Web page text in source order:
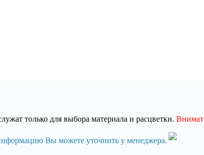
только для выбора материала и расцветки.
Вы можете уточнить у менеджера.